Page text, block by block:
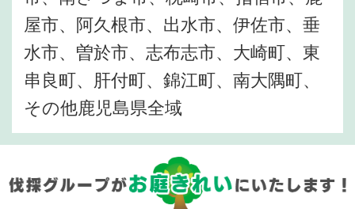
屋市、阿久根市、出水市、伊佐市、垂
水市、曽於市、志布志市、大崎町、東
串良町、肝付町、錦江町、南大隅町、
その他鹿児島県全域